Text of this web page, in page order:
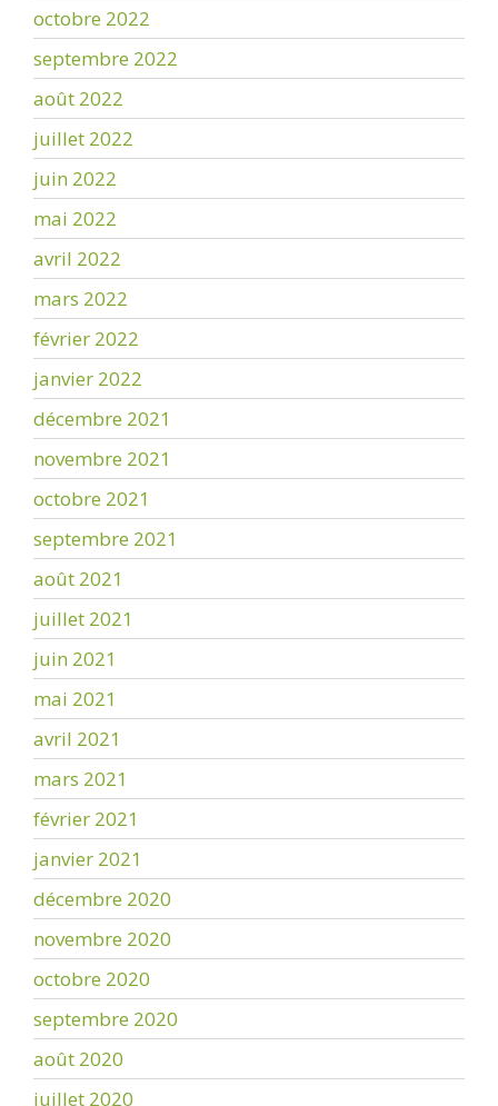
octobre 2022
septembre 2022
août 2022
juillet 2022
juin 2022
mai 2022
avril 2022
mars 2022
février 2022
janvier 2022
décembre 2021
novembre 2021
octobre 2021
septembre 2021
août 2021
juillet 2021
juin 2021
mai 2021
avril 2021
mars 2021
février 2021
janvier 2021
décembre 2020
novembre 2020
octobre 2020
septembre 2020
août 2020
juillet 2020